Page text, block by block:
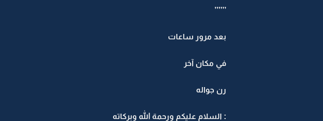
’’’’’’
بعد مرور ساعات
في مكان آخر
رن جواله
: السلام عليكم ورحمة الله وبركاته